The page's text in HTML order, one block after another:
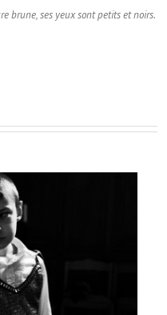
brune, ses yeux sont petits et noirs.